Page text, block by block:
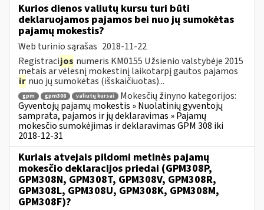
Kurios dienos valiutų kursu turi būti
deklaruojamos pajamos bei nuo jų sumokėtas
pajamų mokestis?
Web turinio sąrašas 2018-11-22
Registracijos numeris KM0155 Užsienio valstybėje 2015
metais ar vėlesnį mokestinį laikotarpį gautos pajamos
ir nuo jų sumokėtas (išskaičiuotas)...
gpm gpm308 valiutų kursai
Mokesčių žinyno kategorijos:
Gyventojų pajamų mokestis » Nuolatinių gyventojų
samprata, pajamos ir jų deklaravimas » Pajamų
mokesčio sumokėjimas ir deklaravimas GPM 308 iki
2018-12-31
Kuriais atvejais pildomi metinės pajamų
mokesčio deklaracijos priedai (GPM308P,
GPM308N, GPM308T, GPM308V, GPM308R,
GPM308L, GPM308U, GPM308K, GPM308M,
GPM308F)?